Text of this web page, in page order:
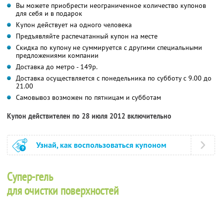
Вы можете приобрести неограниченное количество купонов
для себя и в подарок
Купон действует на одного человека
Предъявляйте распечатанный купон на месте
Скидка по купону не суммируется с другими специальными
предложениями компании
Доставка до метро - 149р.
Доставка осуществляется с понедельника по субботу с 9.00 до
21.00
Самовывоз возможен по пятницам и субботам
Купон действителен по 28 июля 2012 включительно
Узнай, как воспользоваться купоном
Супер-гель
для очистки поверхностей